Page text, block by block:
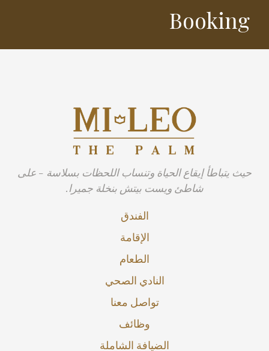
Booking
حيث يتباطأ إيقاع الحياة وتنساب اللحظات بسلاسة - على
شاطئ ويست بيتش بنخلة جميرا.
الفندق
الإقامة
الطعام
النادي الصحي
تواصل معنا
وظائف
الضيافة الشاملة